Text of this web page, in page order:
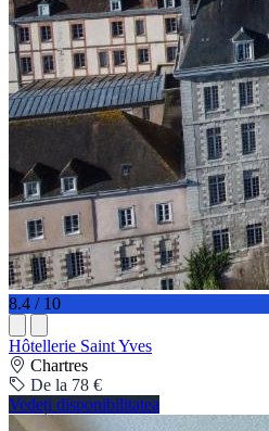
8.4 / 10
Hôtellerie Saint Yves
Chartres
De la 78 €
Vedeți disponibilitatea